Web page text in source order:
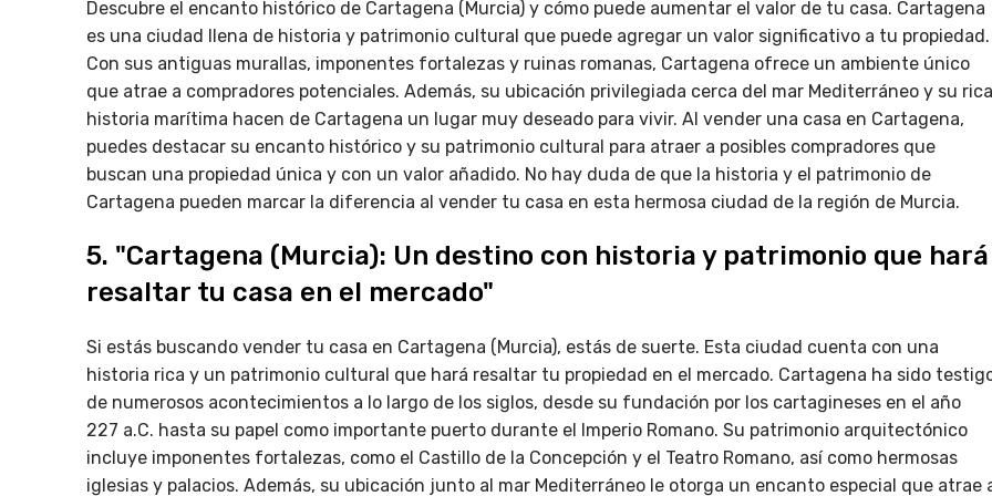
Descubre el encanto histórico de Cartagena (Murcia) y cómo puede aumentar el valor de tu casa. Cartagena
es una ciudad llena de historia y patrimonio cultural que puede agregar un valor significativo a tu propiedad.
Con sus antiguas murallas, imponentes fortalezas y ruinas romanas, Cartagena ofrece un ambiente único
que atrae a compradores potenciales. Además, su ubicación privilegiada cerca del mar Mediterráneo y su rica
historia marítima hacen de Cartagena un lugar muy deseado para vivir. Al vender una casa en Cartagena,
puedes destacar su encanto histórico y su patrimonio cultural para atraer a posibles compradores que
buscan una propiedad única y con un valor añadido. No hay duda de que la historia y el patrimonio de
Cartagena pueden marcar la diferencia al vender tu casa en esta hermosa ciudad de la región de Murcia.
5. "Cartagena (Murcia): Un destino con historia y patrimonio que hará
resaltar tu casa en el mercado"
Si estás buscando vender tu casa en Cartagena (Murcia), estás de suerte. Esta ciudad cuenta con una
historia rica y un patrimonio cultural que hará resaltar tu propiedad en el mercado. Cartagena ha sido
de numerosos acontecimientos a lo largo de los siglos, desde su fundación por los cartagineses en el año
227 a.C. hasta su papel como importante puerto durante el Imperio Romano. Su patrimonio arquitectónico
incluye imponentes fortalezas, como el Castillo de la Concepción y el Teatro Romano, así como hermosas
iglesias y palacios. Además, su ubicación junto al mar Mediterráneo le otorga un encanto especial que atrae